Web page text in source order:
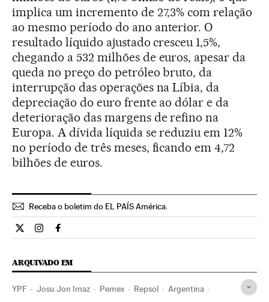
implica um incremento de 27,3% com relação
ao mesmo período do ano anterior. O
resultado líquido ajustado cresceu 1,5%,
chegando a 532 milhões de euros, apesar da
queda no preço do petróleo bruto, da
interrupção das operações na Líbia, da
depreciação do euro frente ao dólar e da
deterioração das margens de refino na
Europa. A dívida líquida se reduziu em 12%
no período de três meses, ficando em 4,72
bilhões de euros.
Receba o boletim do EL PAÍS América.
Economia El País Brasil en Twitter
Economia El País Brasil en Instagram
Economia El País Brasil en Facebook
ARQUIVADO EM
YPF Josu Jon Imaz Pemex Repsol Argentina